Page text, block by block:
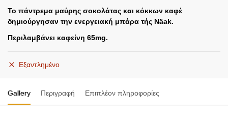
Το πάντρεμα μαύρης σοκολάτας και κόκκων καφέ
δημιούργησαν την ενεργειακή μπάρα τής Näak.
Περιλαμβάνει καφείνη 65mg.
Εξαντλημένο
Gallery Περιγραφή Επιπλέον πληροφορίες